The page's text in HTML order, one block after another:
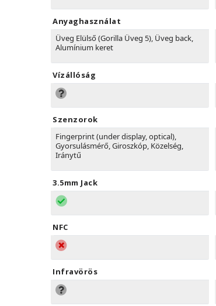
Anyaghasználat
Üveg Elülső (Gorilla Üveg 5), Üveg back,
Alumínium keret
Vízállóság
Szenzorok
Fingerprint (under display, optical),
Gyorsulásmérő, Giroszkóp, Közelség,
Iránytű
3.5mm Jack
NFC
Infravörös